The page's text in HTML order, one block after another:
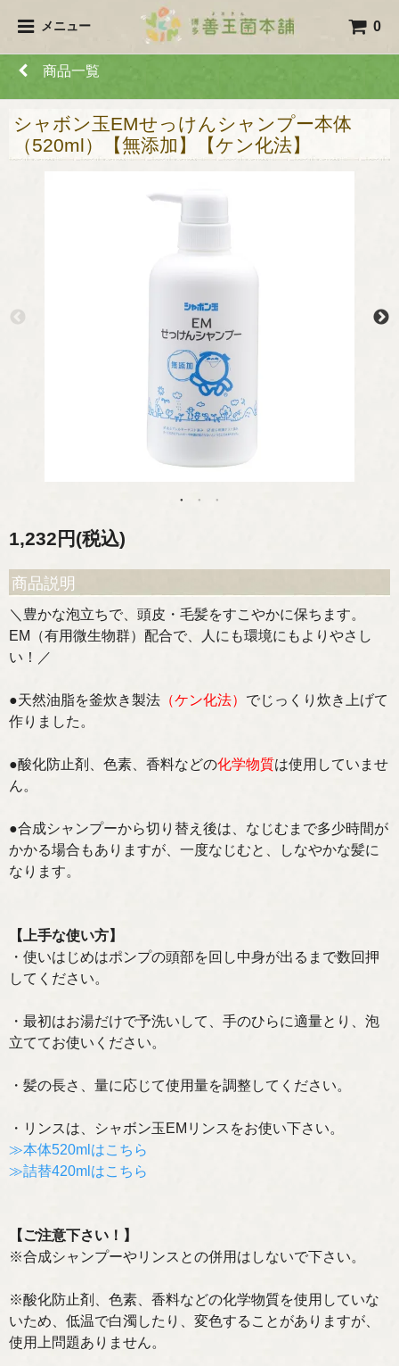
メニュー 0
商品一覧
シャボン玉EMせっけんシャンプー本体
（520ml）【無添加】【ケン化法】
1,232円(税込)
商品説明
＼豊かな泡立ちで、頭皮・毛髪をすこやかに保ちます。
EM（有用微生物群）配合で、人にも環境にもよりやさし
い！／
●天然油脂を釜炊き製法 （ケン化法） でじっくり炊き上げて
作りました。
●酸化防止剤、色素、香料などの化学物質は使用していませ
ん。
●合成シャンプーから切り替え後は、なじむまで多少時間が
かかる場合もありますが、一度なじむと、しなやかな髪に
なります。
【上手な使い方】
・使いはじめはポンプの頭部を回し中身が出るまで数回押
してください。
・最初はお湯だけで予洗いして、手のひらに適量とり、泡
立ててお使いください。
・髪の長さ、量に応じて使用量を調整してください。
・リンスは、シャボン玉EMリンスをお使い下さい。
≫本体520mlはこちら
≫詰替420mlはこちら
【ご注意下さい！】
※合成シャンプーやリンスとの併用はしないで下さい。
※酸化防止剤、色素、香料などの化学物質を使用していな
いため、低温で白濁したり、変色することがありますが、
使用上問題ありません。